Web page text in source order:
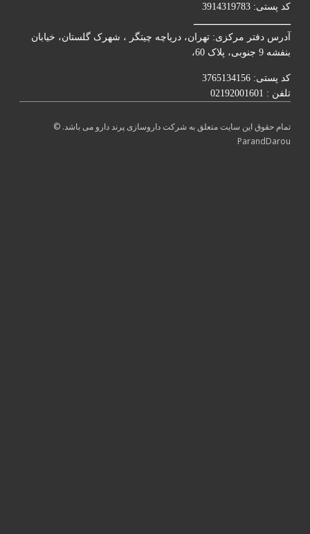
پستی: 3914319783
دفتر مرکزی: تهران، دریاچه چیتگر ، شهرک گلستان، خیابان
9 جنوبی، پلاک 60،
پستی: 3765134156
: 02192001601
حقوق این سایت متعلق به شرکت داروسازی پرند دارو می باشد. ©